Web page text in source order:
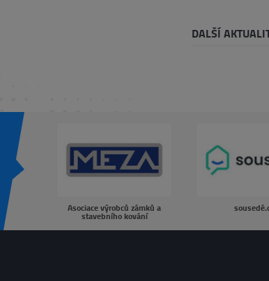
DALŠÍ
Asociace výrobců zámků a
stavebního kování